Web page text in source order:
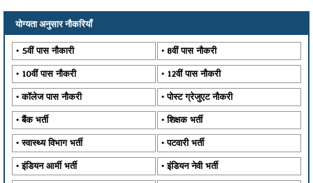
योग्यता अनुसार नौकरियाँ
5वीं पास नौकारी 8वीं पास नौकरी
10वीं पास नौकरी 12वीं पास नौकरी
कॉलेज पास नौकरी पोस्ट ग्रेजुएट नौकरी
बैंक भर्ती शिक्षक भर्ती
स्वास्थ्य विभाग भर्ती पटवारी भर्ती
इंडियन आर्मी भर्ती इंडियन नेवी भर्ती